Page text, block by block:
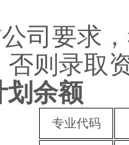
司要求
则录取
划余额
专业代码